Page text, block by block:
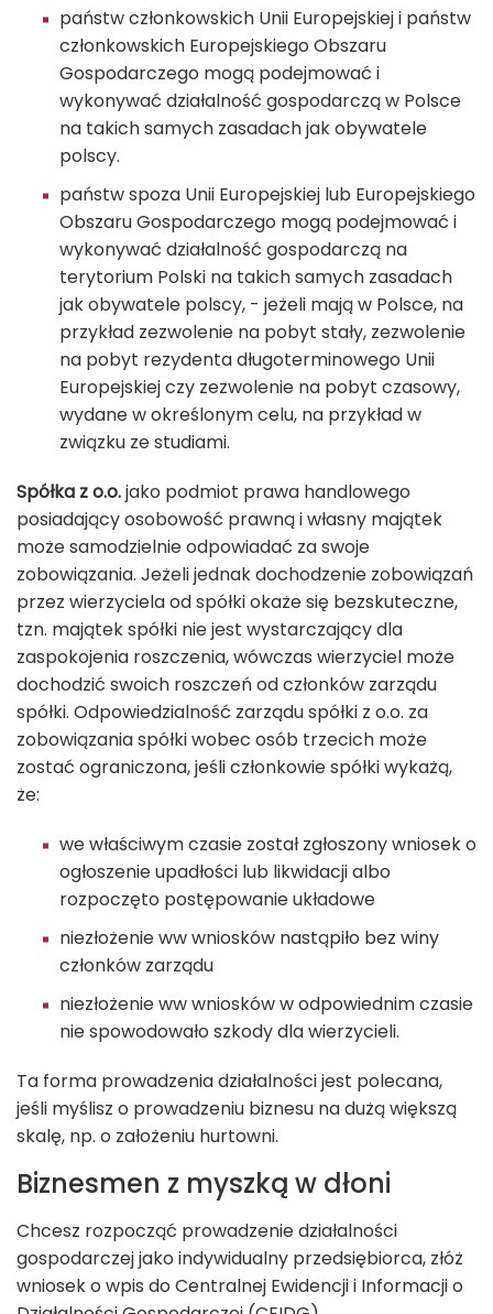
państw członkowskich Unii Europejskiej i państw
członkowskich Europejskiego Obszaru
Gospodarczego mogą podejmować i
wykonywać działalność gospodarczą w Polsce
na takich samych zasadach jak obywatele
polscy.
państw spoza Unii Europejskiej lub Europejskiego
Obszaru Gospodarczego mogą podejmować i
wykonywać działalność gospodarczą na
terytorium Polski na takich samych zasadach
jak obywatele polscy, - jeżeli mają w Polsce, na
przykład zezwolenie na pobyt stały, zezwolenie
na pobyt rezydenta długoterminowego Unii
Europejskiej czy zezwolenie na pobyt czasowy,
wydane w określonym celu, na przykład w
związku ze studiami.
Spółka z o.o.jako podmiot prawa handlowego
posiadający osobowość prawną i własny majątek
może samodzielnie odpowiadać za swoje
zobowiązania. Jeżeli jednak dochodzenie zobowiązań
przez wierzyciela od spółki okaże się bezskuteczne,
tzn. majątek spółki nie jest wystarczający dla
zaspokojenia roszczenia, wówczas wierzyciel może
dochodzić swoich roszczeń od członków zarządu
spółki. Odpowiedzialność zarządu spółki z o.o. za
zobowiązania spółki wobec osób trzecich może
zostać ograniczona, jeśli członkowie spółki wykażą,
że:
we właściwym czasie został zgłoszony wniosek o
ogłoszenie upadłości lub likwidacji albo
rozpoczęto postępowanie układowe
niezłożenie ww wniosków nastąpiło bez winy
członków zarządu
niezłożenie ww wniosków w odpowiednim czasie
nie spowodowało szkody dla wierzycieli.
Ta forma prowadzenia działalności jest polecana,
jeśli myślisz o prowadzeniu biznesu na dużą większą
skalę, np. o założeniu hurtowni.
Biznesmen z myszką w dłoni
Chcesz rozpocząć prowadzenie działalności
gospodarczej jako indywidualny przedsiębiorca, złóż
wniosek o wpis do Centralnej Ewidencji i Informacji o